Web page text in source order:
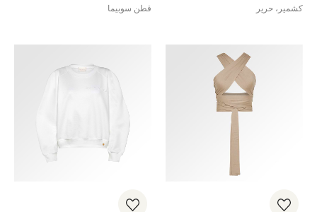
كشمير، حرير
قطن سوبيما